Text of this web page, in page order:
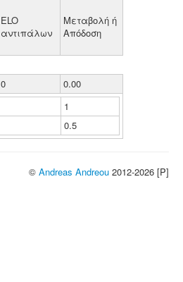
ELO
αντιπάλων
Μεταβολή ή
Απόδοση
0
0.00
1
0.5
© Andreas Andreou 2012-2026 [P]